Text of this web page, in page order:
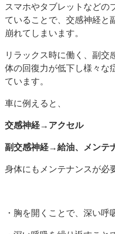
スマホやタブレットなどの
ていることで、交感神経と
崩れてしまいます。
リラックス時に働く、副交
体の回復力が低下し様々な
ています。
車に例えると、
交感神経→アクセル
副交感神経→給油、メンテ
身体にもメンテナンスが必
・胸を開くことで、深い呼